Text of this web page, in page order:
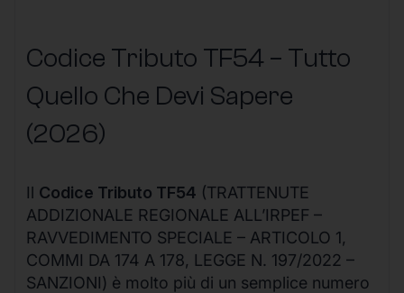
Codice Tributo TF54 – Tutto
Quello Che Devi Sapere
(2026)
Il Codice Tributo TF54 (TRATTENUTE
ADDIZIONALE REGIONALE ALL’IRPEF –
RAVVEDIMENTO SPECIALE – ARTICOLO 1,
COMMI DA 174 A 178, LEGGE N. 197/2022 –
SANZIONI) è molto più di un semplice numero